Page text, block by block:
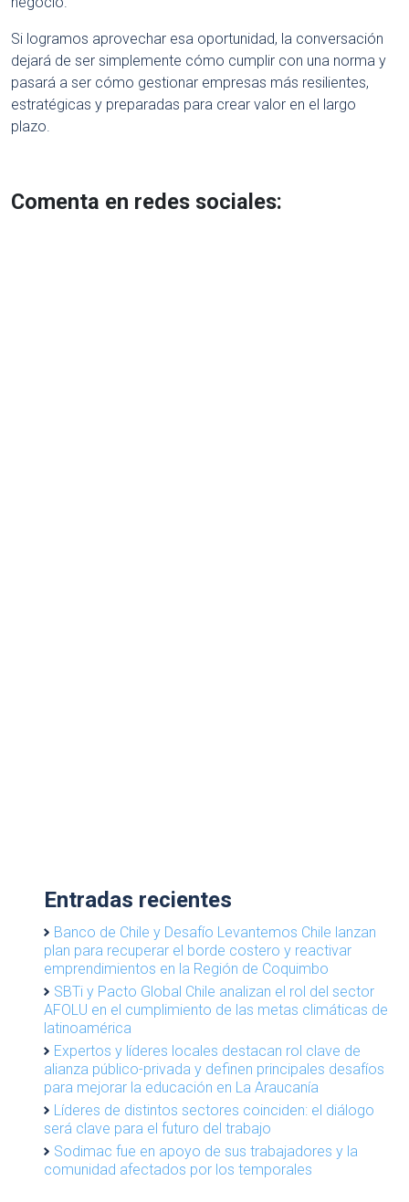
Si logramos aprovechar esa oportunidad, la conversación
dejará de ser simplemente cómo cumplir con una norma y
pasará a ser cómo gestionar empresas más resilientes,
estratégicas y preparadas para crear valor en el largo
plazo.
Comenta en redes sociales:
Entradas recientes
Banco de Chile y Desafío Levantemos Chile lanzan
plan para recuperar el borde costero y reactivar
emprendimientos en la Región de Coquimbo
SBTi y Pacto Global Chile analizan el rol del sector
AFOLU en el cumplimiento de las metas climáticas de
latinoamérica
Expertos y líderes locales destacan rol clave de
alianza público-privada y definen principales desafíos
para mejorar la educación en La Araucanía
Líderes de distintos sectores coinciden: el diálogo
será clave para el futuro del trabajo
Sodimac fue en apoyo de sus trabajadores y la
comunidad afectados por los temporales